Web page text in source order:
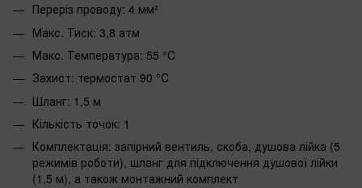
Переріз проводу: 4 мм²
Макс. Тиск: 3,8 атм
Макс. Температура: 55 °C
Захист: термостат 90 °C
Шланг: 1,5 м
Кількість точок: 1
Комплектація: запірний вентиль, скоба, душова лійка (5
режимів роботи), шланг для підключення душової лійки
(1,5 м), а також монтажний комплект